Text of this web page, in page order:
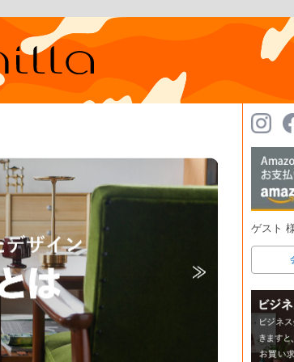
ゲスト